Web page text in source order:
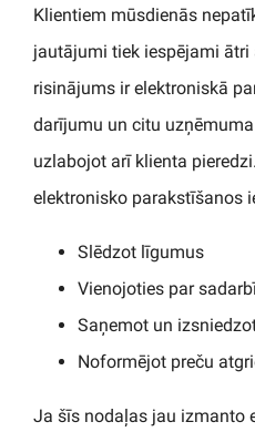
Klientiem mūsdienās
jautājumi tiek iespējami ātri
risinājums ir elektroniskā
darījumu un citu
uzlabojot arī klienta
elektronisko parakstīšanos
Slēdzot līgumus
Vienojoties par
Saņemot un
Noformējot preču
Ja šīs nodaļas jau izmanto